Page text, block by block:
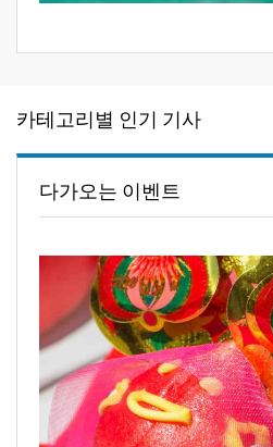
카테고리별 인기 기사
다가오는 이벤트